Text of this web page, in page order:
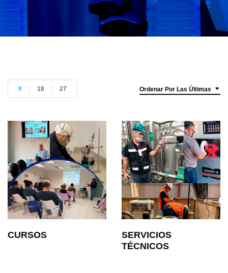
Ordenar Por Las Últimas
9 18 27
CURSOS
SERVICIOS
TÉCNICOS